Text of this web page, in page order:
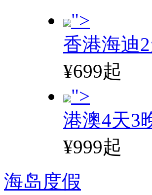
">
香港海迪
¥699起
">
港澳4天3
¥999起
海岛度假